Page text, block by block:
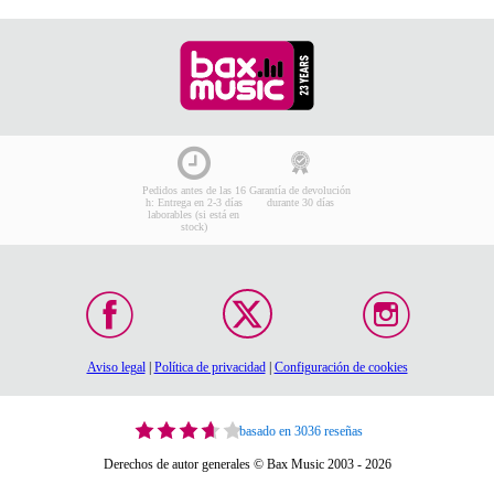
Pedidos antes de las 16
h: Entrega en 2-3 días
laborables (si está en
stock)
Garantía de devolución
durante 30 días
Aviso legal| Política de privacidad| Configuración de cookies
basado en 3036 reseñas
Derechos de autor generales © Bax Music 2003 - 2026